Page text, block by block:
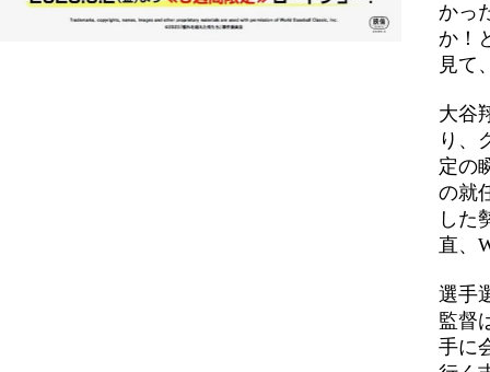
かっ
か！
見て
大谷
り、
定の
の就
した
直、
選手
監督
手に